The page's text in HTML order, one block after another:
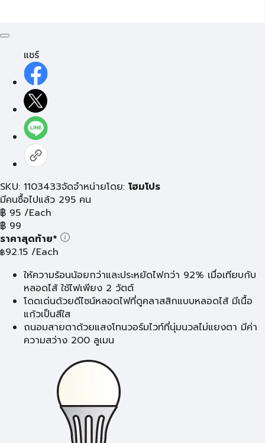
แชร์
SKU: 1103433จัดจำหน่ายโดย: โฮมโปร
มีคนซื้อไปแล้ว 295 คน
฿ 95 /Each
฿ 99
ราคาสุดท้าย*
฿92.15 /Each
ให้ความร้อนน้อยกว่าและประหยัดไฟกว่า 92% เมื่อเทียบกับ
หลอดไส้ ใช้ไฟเพียง 2 วัตต์
โดดเด่นด้วยดีไซน์หลอดไฟที่ดูคลาสสิกแบบหลอดไส้ มีเนื้อ
แก้วเป็นสีใส
ถนอมสายตาด้วยแสงโทนวอร์มไวท์ที่นุ่มนวลไม่แยงตา มีค่า
ความสว่าง 200 ลูเมน